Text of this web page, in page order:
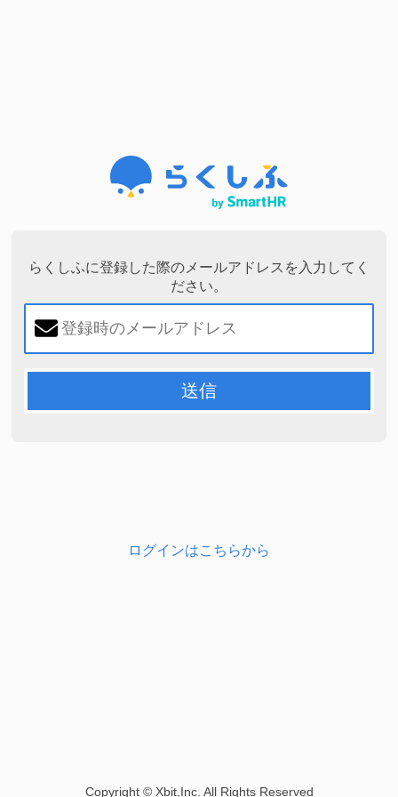
らくしふに登録した際のメールアドレスを入力してく
ださい。
ログインはこちらから
Copyright © Xbit,Inc. All Rights Reserved